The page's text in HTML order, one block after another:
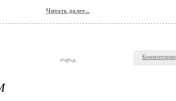
Комментарии
Читать далее...